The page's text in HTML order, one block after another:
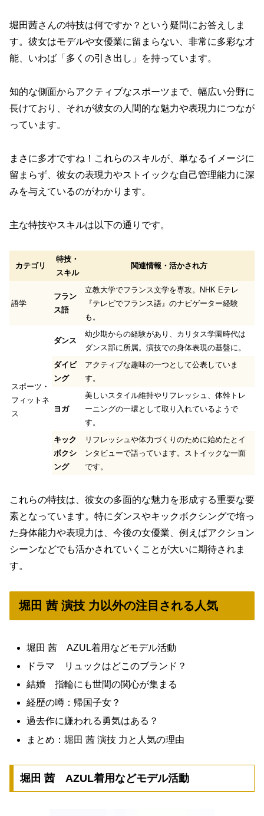
堀田茜さんの特技は何ですか？という疑問にお答えしま
す。彼女はモデルや女優業に留まらない、非常に多彩な才
能、いわば「多くの引き出し」を持っています。
知的な側面からアクティブなスポーツまで、幅広い分野に
長けており、それが彼女の人間的な魅力や表現力につなが
っています。
まさに多才ですね！これらのスキルが、単なるイメージに
留まらず、彼女の表現力やストイックな自己管理能力に深
みを与えているのがわかります。
主な特技やスキルは以下の通りです。
カテゴリ
特技・
スキル
関連情報・活かされ方
語学
フラン
ス語
立教大学でフランス文学を専攻。NHK Eテレ
『テレビでフランス語』のナビゲーター経験
も。
スポーツ・
フィットネ
ス
ダンス
幼少期からの経験があり、カリタス学園時代は
ダンス部に所属。演技での身体表現の基盤に。
ダイビ
ング
アクティブな趣味の一つとして公表していま
す。
ヨガ
美しいスタイル維持やリフレッシュ、体幹トレ
ーニングの一環として取り入れているようで
す。
キック
ボクシ
ング
リフレッシュや体力づくりのために始めたとイ
ンタビューで語っています。ストイックな一面
です。
これらの特技は、彼女の多面的な魅力を形成する重要な要
素となっています。特にダンスやキックボクシングで培っ
た身体能力や表現力は、今後の女優業、例えばアクション
シーンなどでも活かされていくことが大いに期待されま
す。
堀田 茜 演技 力以外の注目される人気
堀田 茜 AZUL着用などモデル活動
ドラマ リュックはどこのブランド？
結婚 指輪にも世間の関心が集まる
経歴の噂：帰国子女？
過去作に嫌われる勇気はある？
まとめ：堀田 茜 演技 力と人気の理由
堀田 茜 AZUL着用などモデル活動